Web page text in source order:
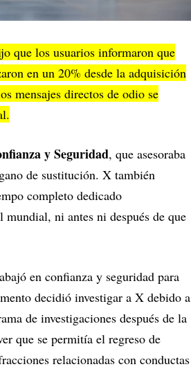
que los usuarios informaron que
en un 20% desde la adquisición
mensajes directos de odio se
y Seguridad, que asesoraba
de sustitución. X también
completo dedicado
mundial, ni antes ni después de que
en confianza y seguridad para
decidió investigar a X debido a
de investigaciones después de la
que se permitía el regreso de
relacionadas con conductas